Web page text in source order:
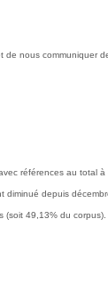
nous communiquer
références au total
diminué depuis
(soit 49,13% du corpus).